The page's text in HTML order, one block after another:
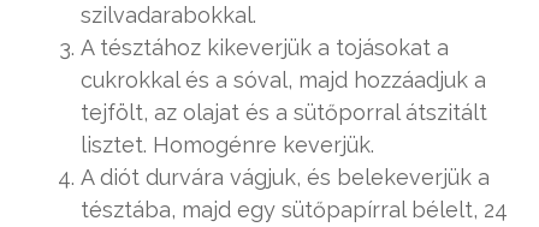
szilvadarabokkal.
A tésztához kikeverjük a tojásokat a
cukrokkal és a sóval, majd hozzáadjuk a
tejfölt, az olajat és a sütőporral átszitált
lisztet. Homogénre keverjük.
A diót durvára vágjuk, és belekeverjük a
tésztába, majd egy sütőpapírral bélelt, 24